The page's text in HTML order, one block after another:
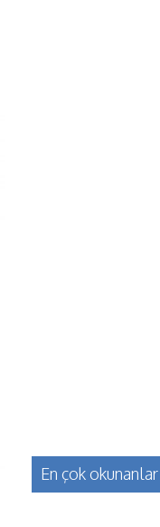
En çok okunanlar